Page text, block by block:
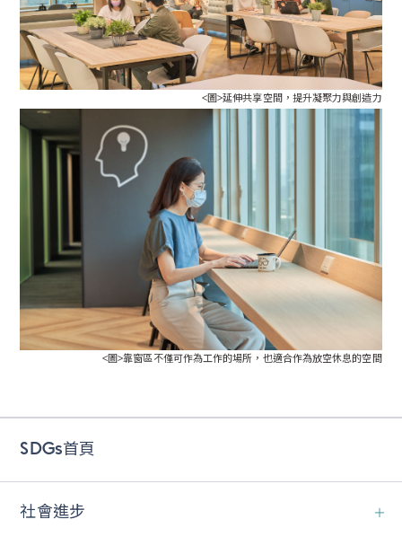
<圖>延伸共享空間，提升凝聚力與創造力
<圖>靠窗區不僅可作為工作的場所，也適合作為放空休息的空間
SDGs首頁
社會進步